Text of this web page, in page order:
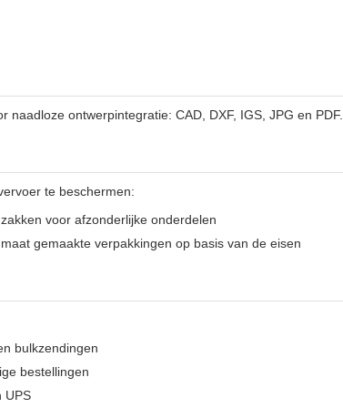
ontwerpintegratie: CAD, DXF, IGS, JPG en PDF.
te beschermen:
voor afzonderlijke onderdelen
gemaakte verpakkingen op basis van de eisen
bulkzendingen
bestellingen
UPS